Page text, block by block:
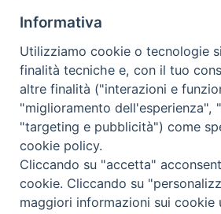
Agenda del vescovo
Privacy Policy
Termini e
Informativa
Utilizziamo cookie o tecnologie
finalità tecniche e, con il tuo
altre finalità ("interazioni e
"miglioramento dell'esperienza",
"targeting e pubblicità") come
cookie policy.
Cliccando su "accetta"
cookie. Cliccando su
maggiori informazioni sui cookie